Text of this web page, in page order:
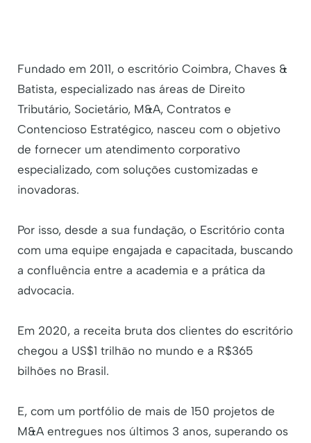
Fundado em 2011, o escritório Coimbra, Chaves &
Batista, especializado nas áreas de Direito
Tributário, Societário, M&A, Contratos e
Contencioso Estratégico, nasceu com o objetivo
de fornecer um atendimento corporativo
especializado, com soluções customizadas e
inovadoras.
Por isso, desde a sua fundação, o Escritório conta
com uma equipe engajada e capacitada, buscando
a confluência entre a academia e a prática da
advocacia.
Em 2020, a receita bruta dos clientes do escritório
chegou a US$1 trilhão no mundo e a R$365
bilhões no Brasil.
E, com um portfólio de mais de 150 projetos de
M&A entregues nos últimos 3 anos, superando os